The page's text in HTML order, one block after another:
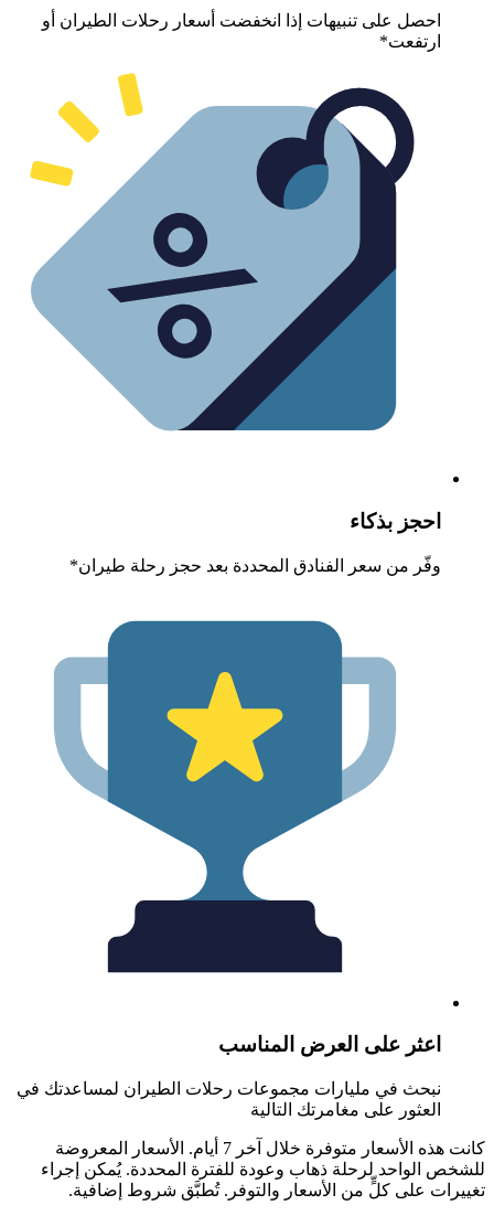
على تنبيهات إذا انخفضت أسعار رحلات الطيران أو
بذكاء
من سعر الفنادق المحددة بعد حجز رحلة طيران*
على العرض المناسب
في مليارات مجموعات رحلات الطيران لمساعدتك في
على مغامرتك التالية
كانت هذه الأسعار متوفرة خلال آخر 7 أيام. الأسعار المعروضة
لرحلة ذهاب وعودة للفترة المحددة. يُمكن إجراء
على كلٍّ من الأسعار والتوفر. تُطبَّق شروط إضافية.